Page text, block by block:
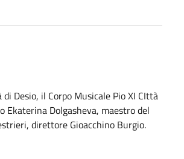
di Desio, il Corpo Musicale Pio XI CIttà
Ekaterina Dolgasheva, maestro del
direttore Gioacchino Burgio.